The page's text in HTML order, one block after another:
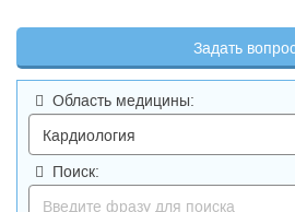
Задать
Область медицины:
Поиск: